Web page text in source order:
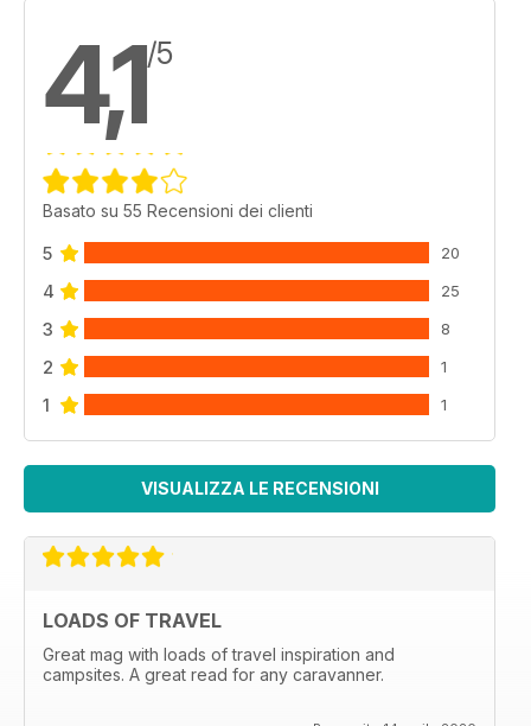
4,1/5
Basato su 55 Recensioni dei clienti
5 20
4 25
3 8
2 1
1 1
VISUALIZZA LE RECENSIONI
LOADS OF TRAVEL
Great mag with loads of travel inspiration and
campsites. A great read for any caravanner.